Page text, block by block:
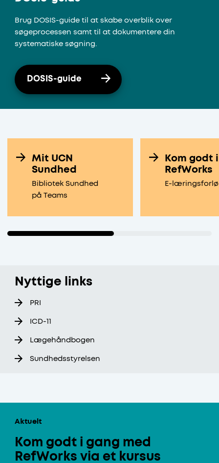
Brug DOSIS-guide til at skabe overblik over
søgeprocessen samt til at dokumentere din
systematiske søgning.
DOSIS-guide
Mit UCN
Sundhed
Bibliotek Sundhed
på Teams
Kom godt
RefWorks
E-
Nyttige links
PRI
ICD-11
Lægehåndbogen
Sundhedsstyrelsen
Aktuelt
Kom godt i gang med
RefWorks via et kursus